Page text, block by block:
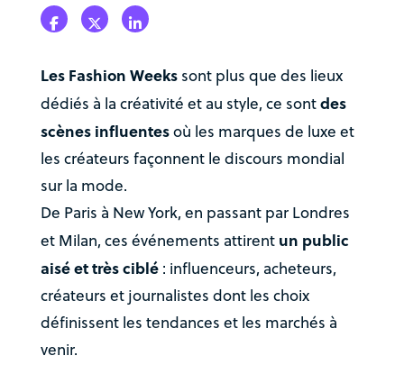
Les Fashion Weeks sont plus que des lieux
dédiés à la créativité et au style, ce sontdes
scènes influentesoù les marques de luxe et
les créateurs façonnent le discours mondial
sur la mode.
De Paris à New York, en passant par Londres
et Milan, ces événements attirent un public
aisé et très ciblé: influenceurs, acheteurs,
créateurs et journalistes dont les choix
définissent les tendances et les marchés à
venir.